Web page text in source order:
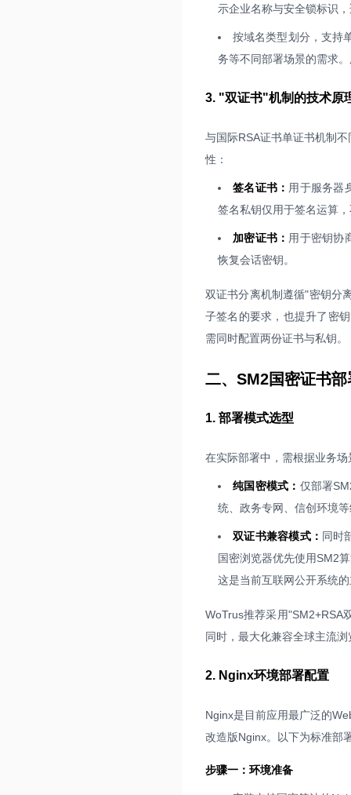
示企业名称与安全锁标识
按域名类型划分，支持
务等不同部署场景的需求
3. "双证书"机制的技术原
与国际RSA证书单证书机制
性：
签名证书： 用于服务器
签名私钥仅用于签名运算
加密证书： 用于密钥协
恢复会话密钥。
双证书分离机制遵循"密钥分
子签名的要求，也提升了密
需同时配置两份证书与私钥。
二、SM2国密证书
1. 部署模式选型
在实际部署中，需根据业务
纯国密模式： 仅部署
统、政务专网、信创环境
双证书兼容模式： 同时
国密浏览器优先使用SM2
这是当前互联网公开系统
WoTrus推荐采用"SM2+RSA
同时，最大化兼容全球主流浏
2. Nginx环境部署配置
Nginx是目前应用最广泛的
改造版Nginx。以下为标准部
步骤一：环境准备